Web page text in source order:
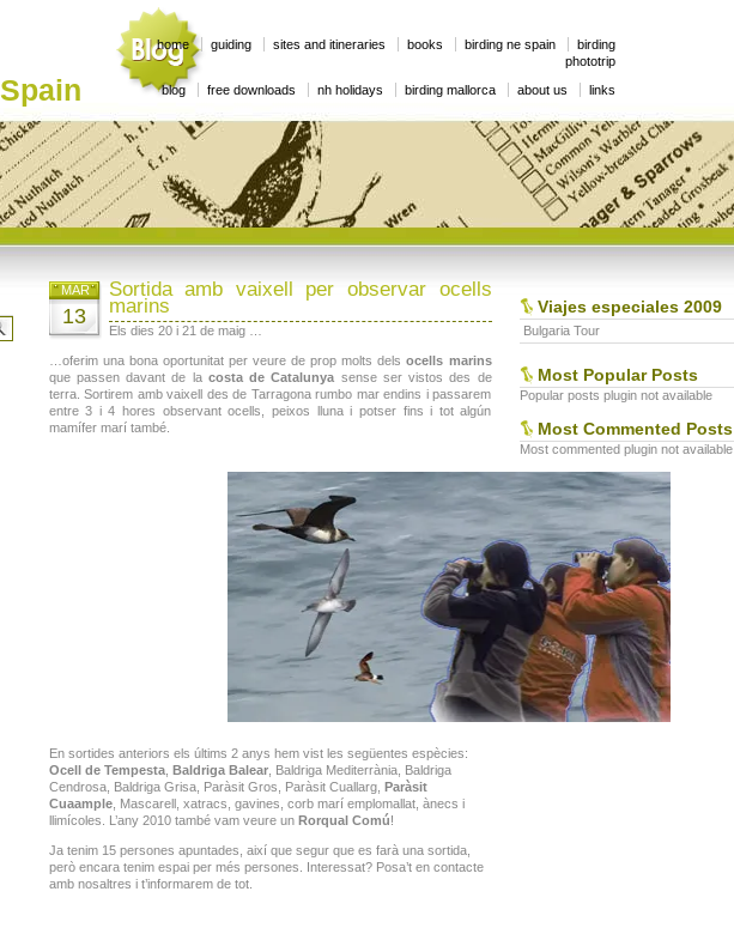
Spain
home guiding sites and itineraries books birding ne spain
birding
phototrip
blog
free downloads nh holidays birding mallorca about us links
Viajes especiales 2009
Bulgaria Tour
Most Popular Posts
Popular posts plugin not available
Most Commented Posts
Most commented plugin not available
Sortida amb vaixell per observar ocells
marins
MAR
13
Els dies 20 i 21 de maig …
…oferim una bona oportunitat per veure de prop molts delsocells marins
que passen davant de la costa de Catalunya sense ser vistos des de
terra. Sortirem amb vaixell des de Tarragona rumbo mar endins i passarem
entre 3 i 4 hores observant ocells, peixos lluna i potser fins i tot algún
mamífer marí també.
En sortides anteriors els últims 2 anys hem vist les següentes espècies:
Ocell de Tempesta, Baldriga Balear, Baldriga Mediterrània, Baldriga
Cendrosa, Baldriga Grisa, Paràsit Gros, Paràsit Cuallarg, Paràsit
Cuaample, Mascarell, xatracs, gavines, corb marí emplomallat, ànecs i
llimícoles. L’any 2010 també vam veure un Rorqual Comú!
Ja tenim 15 persones apuntades, així que segur que es farà una sortida,
però encara tenim espai per més persones. Interessat? Posa’t en contacte
amb nosaltres i t’informarem de tot.